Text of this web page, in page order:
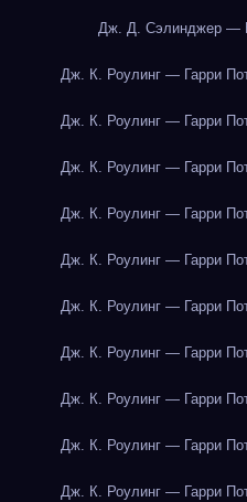
Дж. Д. Сэлинджер —
Дж. К. Роулинг — Гарри
Дж. К. Роулинг — Гарри
Дж. К. Роулинг — Гарри
Дж. К. Роулинг — Гарри
Дж. К. Роулинг — Гарри
Дж. К. Роулинг — Гарри
Дж. К. Роулинг — Гарри
Дж. К. Роулинг — Гарри
Дж. К. Роулинг — Гарри
Дж. К. Роулинг — Гарри